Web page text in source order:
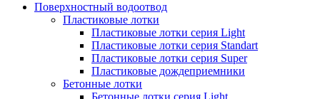
Поверхностный водоотвод
Пластиковые лотки
Пластиковые лотки серия Light
Пластиковые лотки серия Standart
Пластиковые лотки серия Super
Пластиковые дождеприемники
Бетонные лотки
Бетонные лотки серия Light